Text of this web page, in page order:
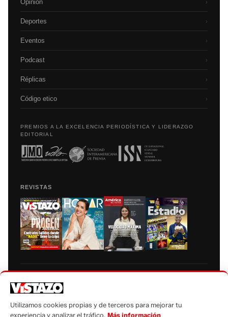
Opinión ›
Deportes ›
Eventos ›
Podcast ›
Réplicas ›
Código etico ›
PREMIOS A LA EXCELENCIA PERIODÍSTICA Y LIDERAZGO
EDITORIAL
REVISTAS
autorización escrita de su titular, de todos los contenidos de Vistazo.com.
Utilizamos cookies propias y de terceros para mejorar tu
experiencia y analizar el tráfico. Más información